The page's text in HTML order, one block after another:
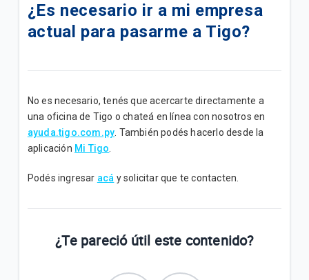
¿Cómo comprar paquetes o saldo desde Mango?
Paquetigos Ilimitados con Tigo Sports✨
Siempre conectado con el Roaming de Tigo✈️
suscripción
Inconvenientes al activar Paquetigos en zonas
¿Es necesario ir a mi empresa
actual para pasarme a Tigo?
No es necesario, tenés que acercarte directamente a
una oficina de Tigo o chateá en línea con nosotros en
ayuda.tigo.com.py También podés hacerlo desde la
aplicación Mi Tigo
Podés ingresar acá y solicitar que te contacten.
¿Te pareció útil este contenido?